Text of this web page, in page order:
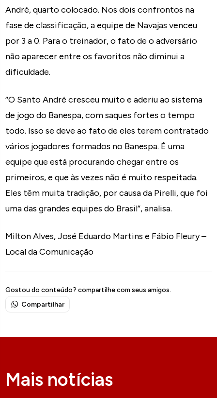
André, quarto colocado. Nos dois confrontos na
fase de classificação, a equipe de Navajas venceu
por 3 a 0. Para o treinador, o fato de o adversário
não aparecer entre os favoritos não diminui a
dificuldade.
“O Santo André cresceu muito e aderiu ao sistema
de jogo do Banespa, com saques fortes o tempo
todo. Isso se deve ao fato de eles terem contratado
vários jogadores formados no Banespa. É uma
equipe que está procurando chegar entre os
primeiros, e que às vezes não é muito respeitada.
Eles têm muita tradição, por causa da Pirelli, que foi
uma das grandes equipes do Brasil”, analisa.
Milton Alves, José Eduardo Martins e Fábio Fleury –
Local da Comunicação
Gostou do conteúdo? compartilhe com seus amigos.
Compartilhar
Mais notícias